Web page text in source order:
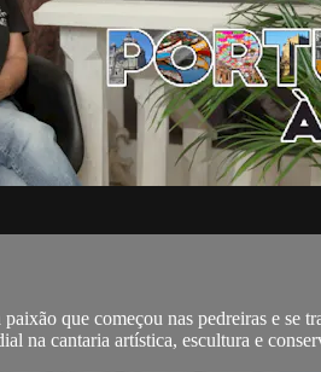
que começou nas pedreiras e se
na cantaria artística, escultura e